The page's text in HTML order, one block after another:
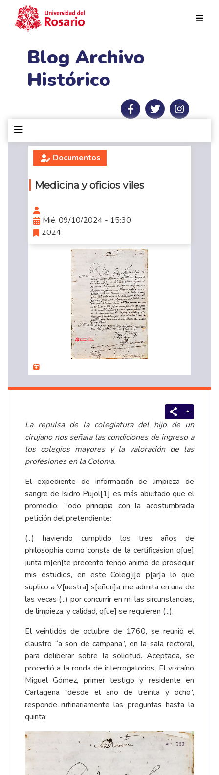
Blog Archivo
Histórico
Documentos
Medicina y oficios viles
Mié, 09/10/2024 - 15:30
2024
La repulsa de la colegiatura del hijo de un
cirujano nos señala las condiciones de ingreso a
los colegios mayores y la valoración de las
profesiones en la Colonia.
El expediente de información de limpieza de
sangre de Isidro Pujol[1] es más abultado que el
promedio. Todo principia con la acostumbrada
petición del pretendiente:
(...) haviendo cumplido los tres años de
philosophia como consta de la certificasion q[ue]
junta m[en]te precento tengo animo de proseguir
mis estudios, en este Coleg[i]o p[ar]a lo que
suplico a V[uestra] s[eñori]a me admita en una de
las vecas (...) por concurrir en mi las sircunstancias,
de limpieza, y calidad, q[ue] se requieren (...).
El veintidós de octubre de 1760, se reunió el
claustro “a son de campana”, en la sala rectoral,
para deliberar sobre la solicitud. Aceptada, se
procedió a la ronda de interrogatorios. El vizcaíno
Miguel Gómez, primer testigo y residente en
Cartagena “desde el año de treinta y ocho”,
responde rutinariamente las preguntas hasta la
quinta: